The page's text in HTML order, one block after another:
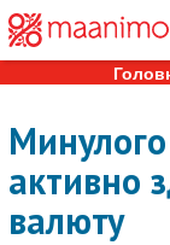
активно
валюту